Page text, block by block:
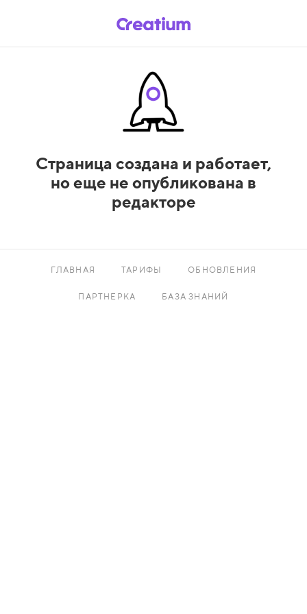
Страница создана и работает,
но еще не опубликована в
редакторе
ГЛАВНАЯ ТАРИФЫ ОБНОВЛЕНИЯ
ПАРТНЕРКА БАЗА ЗНАНИЙ